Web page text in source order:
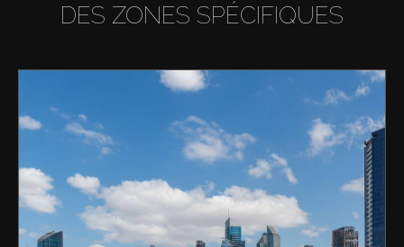
DES ZONES SPÉCIFIQUES